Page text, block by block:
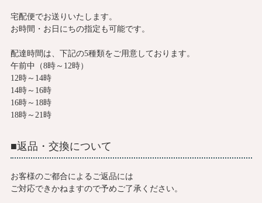
宅配便でお送りいたします。
お時間・お日にちの指定も可能です。
配達時間は、下記の5種類をご用意しております。
午前中（8時～12時）
12時～14時
14時～16時
16時～18時
18時～21時
■返品・交換について
お客様のご都合によるご返品には
ご対応できかねますので予めご了承ください。